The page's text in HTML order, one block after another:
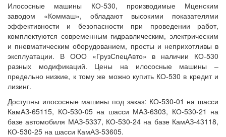
Илососные машины КО-530, производимые Мценским
заводом «Коммаш», обладают высокими показателями
эффективности и безопасности при проведении работ,
комплектуются современным гидравлическим, электрическим
и пневматическим оборудованием, просты и неприхотливы в
эксплуатации. В ООО «ГрузСпецАвто» в наличии КО-530
разных модификаций. Цены на илососные машины –
предельно низкие, к тому же можно купить КО-530 в кредит и
лизинг.
Доступны илососные машины под заказ: КО-530-01 на шасси
КамАЗ-65115, КО-530-05 на шасси МАЗ-6303, КО-530-21 на
базе автомобиля МАЗ-5337, КО-530-24 на базе КамАЗ-43118,
КО-530-25 на шасси КамАЗ-53605.